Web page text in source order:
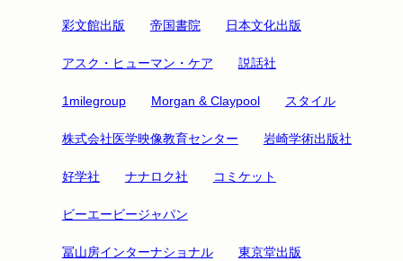
彩文館出版 帝国書院 日本文化出版
アスク・ヒューマン・ケア 説話社
1milegroup Morgan & Claypool スタイル
株式会社医学映像教育センター 岩崎学術出版社
好学社 ナナロク社 コミケット
ビーエービージャパン
冨山房インターナショナル 東京堂出版